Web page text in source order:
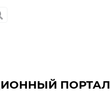
ПОРТАЛ